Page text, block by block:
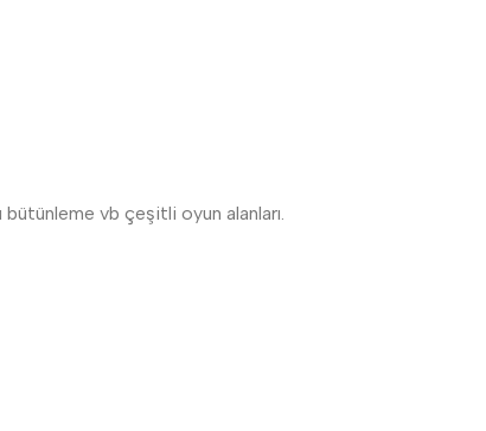
vb çeşitli oyun alanları.